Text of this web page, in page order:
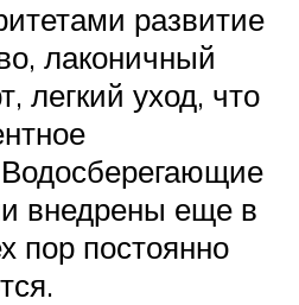
развитие
лаконичный
легкий уход, что
внедрены еще в
пор постоянно